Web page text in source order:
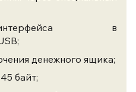
в
денежного ящика;
байт;